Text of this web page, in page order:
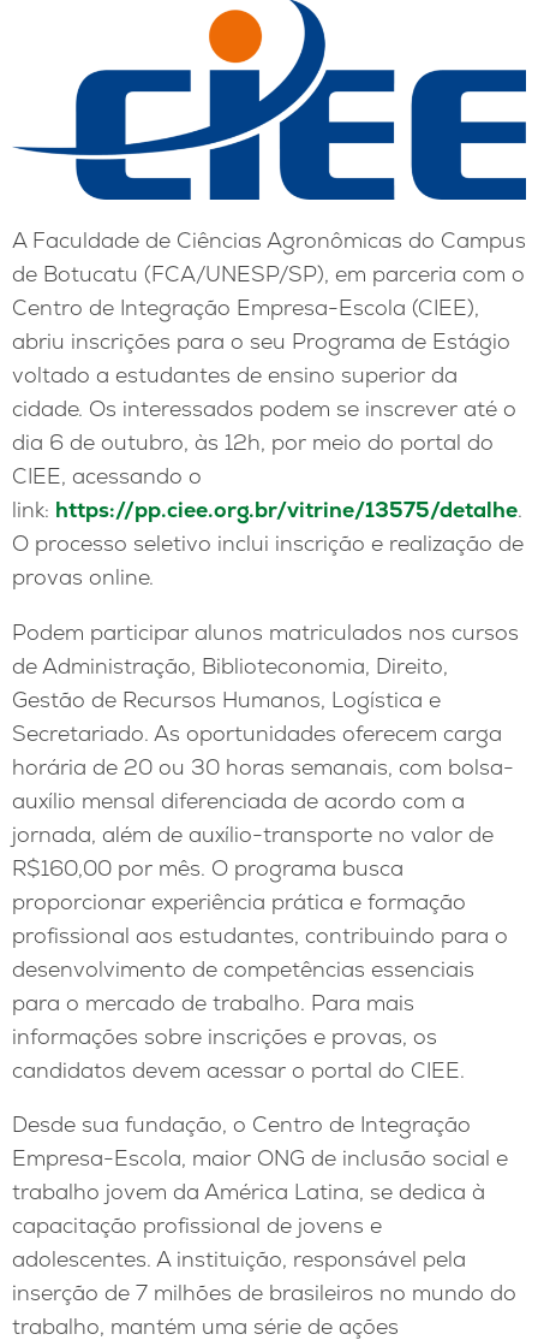
A Faculdade de Ciências Agronômicas do Campus
de Botucatu (FCA/UNESP/SP), em parceria com o
Centro de Integração Empresa-Escola (CIEE),
abriu inscrições para o seu Programa de Estágio
voltado a estudantes de ensino superior da
cidade. Os interessados podem se inscrever até o
dia 6 de outubro, às 12h, por meio do portal do
CIEE, acessando o
link: https://pp.ciee.org.br/vitrine/13575/detalhe.
O processo seletivo inclui inscrição e realização de
provas online.
Podem participar alunos matriculados nos cursos
de Administração, Biblioteconomia, Direito,
Gestão de Recursos Humanos, Logística e
Secretariado. As oportunidades oferecem carga
horária de 20 ou 30 horas semanais, com bolsa-
auxílio mensal diferenciada de acordo com a
jornada, além de auxílio-transporte no valor de
R$160,00 por mês. O programa busca
proporcionar experiência prática e formação
profissional aos estudantes, contribuindo para o
desenvolvimento de competências essenciais
para o mercado de trabalho. Para mais
informações sobre inscrições e provas, os
candidatos devem acessar o portal do CIEE.
Desde sua fundação, o Centro de Integração
Empresa-Escola, maior ONG de inclusão social e
trabalho jovem da América Latina, se dedica à
capacitação profissional de jovens e
adolescentes. A instituição, responsável pela
inserção de 7 milhões de brasileiros no mundo do
trabalho, mantém uma série de ações